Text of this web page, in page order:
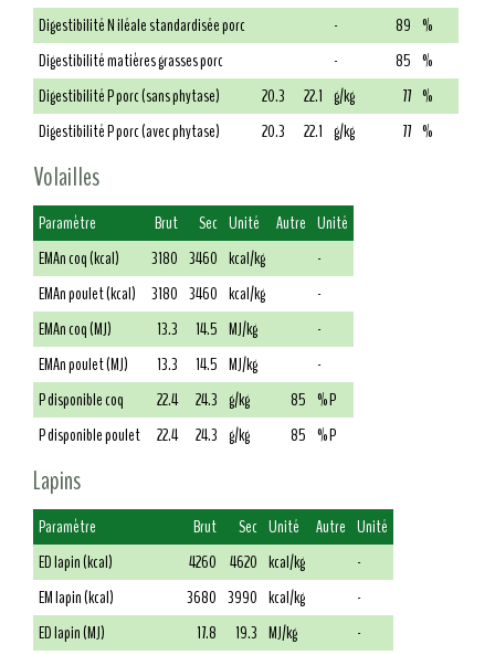
Digestibilité N iléale standardisée porc
- 89 %
Digestibilité matières grasses porc
- 85 %
Digestibilité P porc (sans phytase)
20.3 22.1 g/kg 77 %
Digestibilité P porc (avec phytase)
20.3 22.1 g/kg 77 %
Volailles
Paramètre Brut Sec Unité Autre Unité
EMAn coq (kcal)
3180 3460 kcal/kg
-
EMAn poulet (kcal)
3180 3460 kcal/kg
-
EMAn coq (MJ)
13.3 14.5 MJ/kg
-
EMAn poulet (MJ)
13.3 14.5 MJ/kg
-
P disponible coq
22.4 24.3 g/kg 85 % P
P disponible poulet
22.4 24.3 g/kg 85 % P
Lapins
Paramètre Brut Sec Unité Autre Unité
ED lapin (kcal)
4260 4620 kcal/kg
-
EM lapin (kcal)
3680 3990 kcal/kg
-
ED lapin (MJ)
17.8 19.3 MJ/kg
-